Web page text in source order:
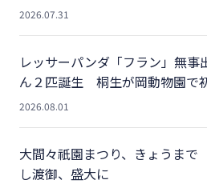
2026.07.31
レッサーパンダ「フラン」無
ん２匹誕生 桐生が岡動物園で
2026.08.01
大間々祇園まつり、きょうま
し渡御、盛大に